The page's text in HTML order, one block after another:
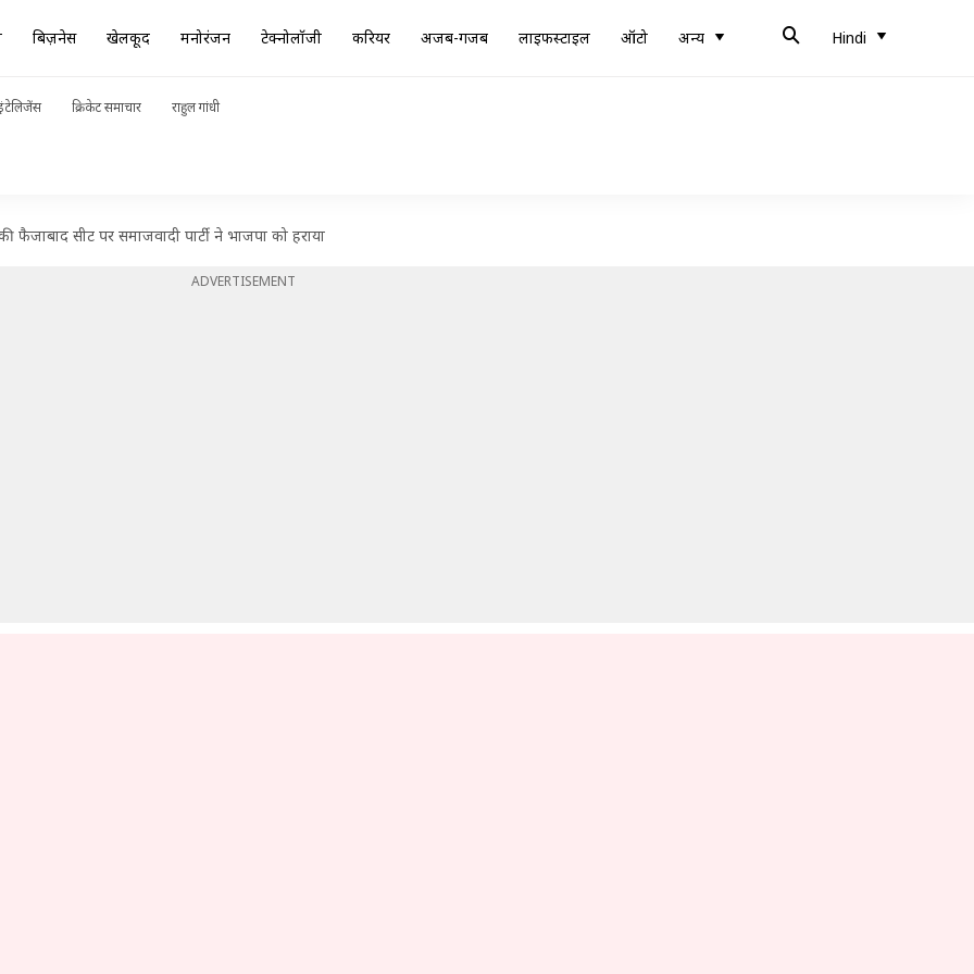
बिज़नेस खेलकूद मनोरंजन टेक्नोलॉजी करियर अजब-गजब लाइफस्टाइल ऑटो अन्य Hindi
क्रिकेट समाचार राहुल गांधी
सीट पर समाजवादी पार्टी ने भाजपा को हराया
ADVERTISEMENT